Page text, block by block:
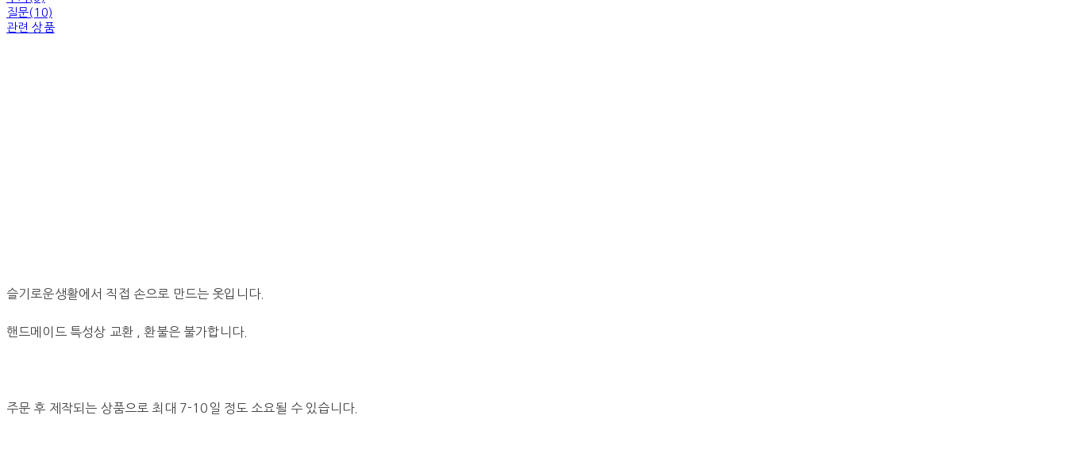
질문(10)
관련 상품
슬기로운생활에서 직접 손으로 만드는 옷입니다.
핸드메이드 특성상 교환 , 환불은 불가합니다.
주문 후 제작되는 상품으로 최대 7-10일 정도 소요될 수 있습니다.